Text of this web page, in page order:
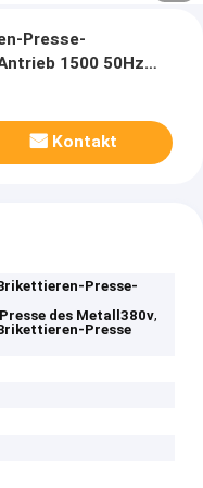
Presse-
1500 50Hz
Kontakt
Presse-
des Metall380v,
Presse